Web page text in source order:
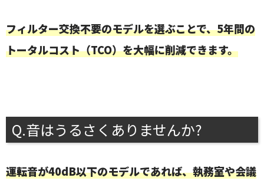
フィルター交換不要のモデルを選ぶことで、5年間の
トータルコスト（TCO）を大幅に削減できます。
Q.音はうるさくありませんか?
運転音が40dB以下のモデルであれば、執務室や会議